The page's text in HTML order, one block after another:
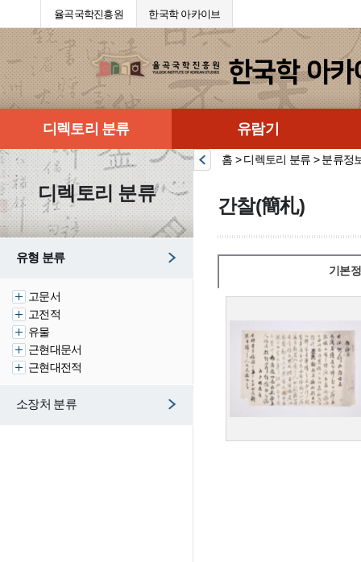
율곡국학진흥원 한국학 아카이브
디렉토리 분류 유람기
디렉토리 분류
유형 분류
고문서
고전적
유물
근현대문서
근현대전적
소장처 분류
홈 > 디렉토리 분류 > 분류정
간찰(簡札)
기본